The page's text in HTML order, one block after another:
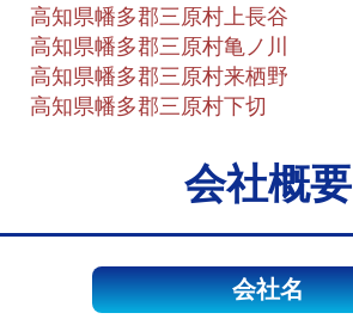
高知県幡多郡三原村上長谷
高知県幡多郡三原村亀ノ川
高知県幡多郡三原村来栖野
高知県幡多郡三原村下切
会社概要
会社名